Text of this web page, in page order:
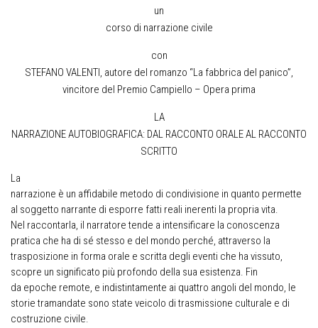
un
corso di narrazione civile
con
STEFANO VALENTI, autore del romanzo “La fabbrica del panico”,
vincitore del Premio Campiello – Opera prima
LA
NARRAZIONE AUTOBIOGRAFICA: DAL RACCONTO ORALE AL RACCONTO
SCRITTO
La
narrazione è un affidabile metodo di condivisione in quanto permette
al soggetto narrante di esporre fatti reali inerenti la propria vita.
Nel raccontarla, il narratore tende a intensificare la conoscenza
pratica che ha di sé stesso e del mondo perché, attraverso la
trasposizione in forma orale e scritta degli eventi che ha vissuto,
scopre un significato più profondo della sua esistenza. Fin
da epoche remote, e indistintamente ai quattro angoli del mondo, le
storie tramandate sono state veicolo di trasmissione culturale e di
costruzione civile.